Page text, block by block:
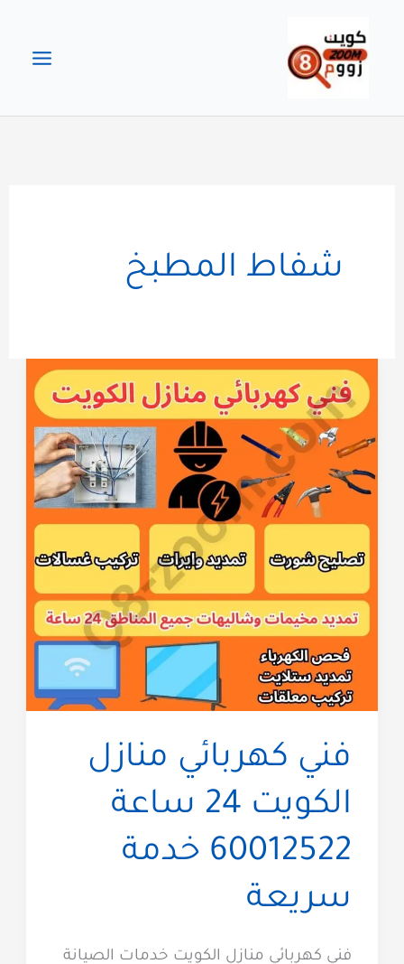
المحتوى
شفاط المطبخ
فني كهربائي منازل
الكويت 24 ساعة
60012522 خدمة
سريعة
فني كهربائي منازل الكويت خدمات الصيانة